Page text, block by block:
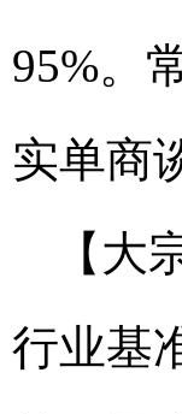
95%。
实单商
【大
行业基